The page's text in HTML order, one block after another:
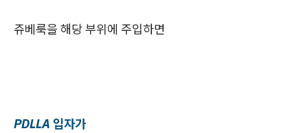
쥬베룩을 해당 부위에 주입하면
PDLLA 입자가